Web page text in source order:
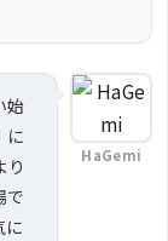
HaGemi
始
に
り
で
に